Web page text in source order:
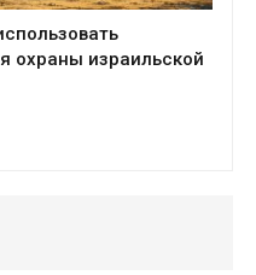
охраны израильской